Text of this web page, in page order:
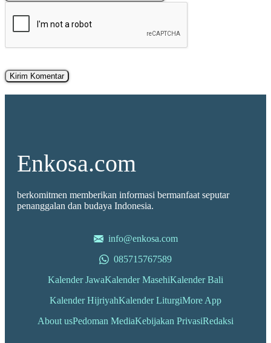
Enkosa.com
berkomitmen memberikan informasi bermanfaat seputar
penanggalan dan budaya Indonesia.
info@enkosa.com
085715767589
Kalender JawaKalender MasehiKalender Bali
Kalender HijriyahKalender LiturgiMore App
About usPedoman MediaKebijakan PrivasiRedaksi